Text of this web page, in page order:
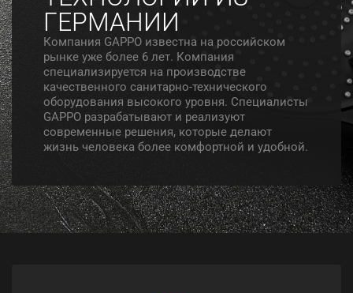
ГЕРМАНИИ
Компания GAPPO известна на российском
рынке уже более 6 лет. Компания
специализируется на производстве
качественного санитарно-технического
оборудования высокого уровня. Специалисты
GAPPO разрабатывают и реализуют
современные решения, которые делают
жизнь человека более комфортной и удобной.